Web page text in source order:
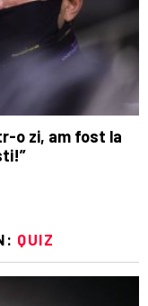
o zi, am fost la
QUIZ